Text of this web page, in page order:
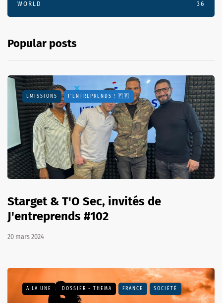
WORLD 36
Popular posts
EMISSIONS J'ENTREPRENDS ! 🇫🇷
Starget & T'O Sec, invités de
J'entreprends #102
20 mars 2024
A LA UNE DOSSIER - THEMA FRANCE SOCIÉTÉ